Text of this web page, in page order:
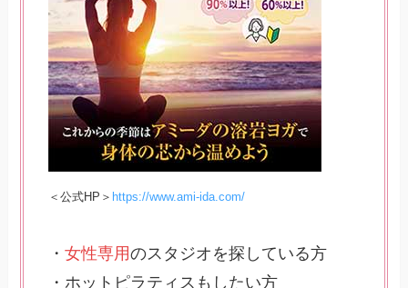
＜公式HP＞ https://www.ami-ida.com/
・女性専用のスタジオを探している方
・ホットピラティスもしたい方